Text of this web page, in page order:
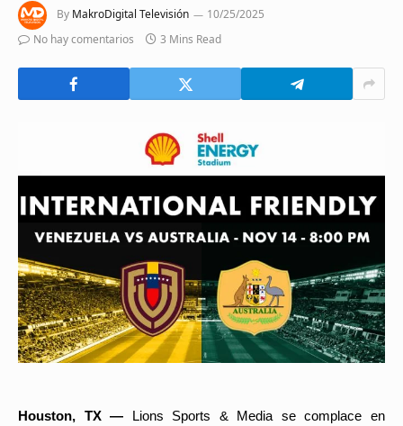
By MakroDigital Televisión
10/25/2025
No hay comentarios
3 Mins Read
Houston, TX — Lions Sports & Media se complace en